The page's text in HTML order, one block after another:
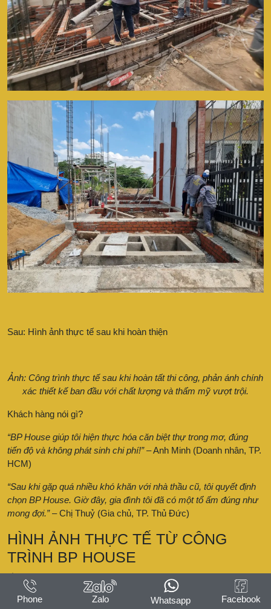
Sau: Hình ảnh thực tế sau khi hoàn thiện
Ảnh: Công trình thực tế sau khi hoàn tất thi công, phản ánh chính
xác thiết kế ban đầu với chất lượng và thẩm mỹ vượt trội.
Khách hàng nói gì?
“BP House giúp tôi hiện thực hóa căn biệt thự trong mơ, đúng
tiến độ và không phát sinh chi phí!”– Anh Minh (Doanh nhân, TP.
HCM)
“Sau khi gặp quá nhiều khó khăn với nhà thầu cũ, tôi quyết định
chọn BP House. Giờ đây, gia đình tôi đã có một tổ ấm đúng như
mong đợi.”– Chị Thuỷ (Gia chủ, TP. Thủ Đức)
HÌNH ẢNH THỰC TẾ TỪ CÔNG
TRÌNH BP HOUSE
🏠Nhà phố hiện đại với thiết kế tối giản, sang trọng.
🏤Biệt thự tân cổ điển đẳng cấp, đậm dấu ấn cá nhân.
Phone Zalo Whatsapp Facebook